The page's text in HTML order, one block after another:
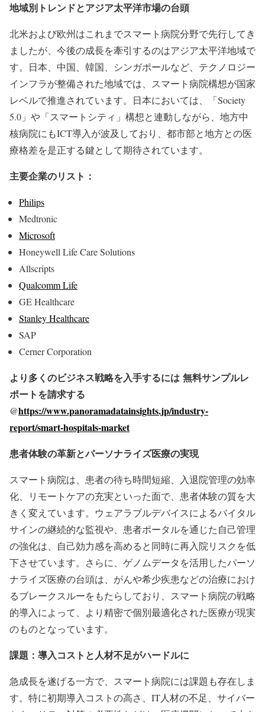
地域別トレンドとアジア太平洋市場の台頭
北米および欧州はこれまでスマート病院分野で先行してき
ましたが、今後の成長を牽引するのはアジア太平洋地域で
す。日本、中国、韓国、シンガポールなど、テクノロジー
インフラが整備された地域では、スマート病院構想が国家
レベルで推進されています。日本においては、「Society
5.0」や「スマートシティ」構想と連動しながら、地方中
核病院にもICT導入が波及しており、都市部と地方との医
療格差を是正する鍵として期待されています。
主要企業のリスト：
Philips
Medtronic
Microsoft
Honeywell Life Care Solutions
Allscripts
Qualcomm Life
GE Healthcare
Stanley Healthcare
SAP
Cerner Corporation
より多くのビジネス戦略を入手するには 無料サンプルレ
ポートを請求する
@https://www.panoramadatainsights.jp/industry-
report/smart-hospitals-market
患者体験の革新とパーソナライズ医療の実現
スマート病院は、患者の待ち時間短縮、入退院管理の効率
化、リモートケアの充実といった面で、患者体験の質を大
きく変えています。ウェアラブルデバイスによるバイタル
サインの継続的な監視や、患者ポータルを通じた自己管理
の強化は、自己効力感を高めると同時に再入院リスクを低
下させています。さらに、ゲノムデータを活用したパーソ
ナライズ医療の台頭は、がんや希少疾患などの治療におけ
るブレークスルーをもたらしており、スマート病院の戦略
的導入によって、より精密で個別最適化された医療が現実
のものとなっています。
課題：導入コストと人材不足がハードルに
急成長を遂げる一方で、スマート病院には課題も存在しま
す。特に初期導入コストの高さ、IT人材の不足、サイバー